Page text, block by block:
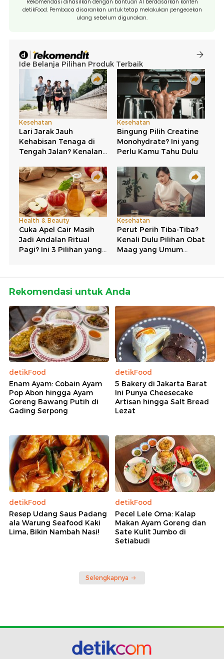
Rekomendasi dihasilkan dengan bantuan AI berdasarkan konten
detikFood. Pembaca disarankan untuk tetap melakukan pengecekan
ulang sebelum digunakan.
Rekomendasi untuk Anda
detikFood
Enam Ayam: Cobain Ayam
Pop Abon hingga Ayam
Goreng Bawang Putih di
Gading Serpong
detikFood
5 Bakery di Jakarta Barat
Ini Punya Cheesecake
Artisan hingga Salt Bread
Lezat
detikFood
Resep Udang Saus Padang
ala Warung Seafood Kaki
Lima, Bikin Nambah Nasi!
detikFood
Pecel Lele Oma: Kalap
Makan Ayam Goreng dan
Sate Kulit Jumbo di
Setiabudi
Selengkapnya